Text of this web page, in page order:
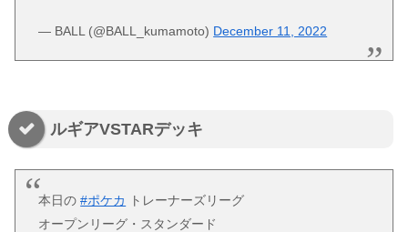
— BALL (@BALL_kumamoto) December 11, 2022
ルギアVSTARデッキ
本日の#ポケカ
トレーナーズリーグ
オープンリーグ・スタンダード